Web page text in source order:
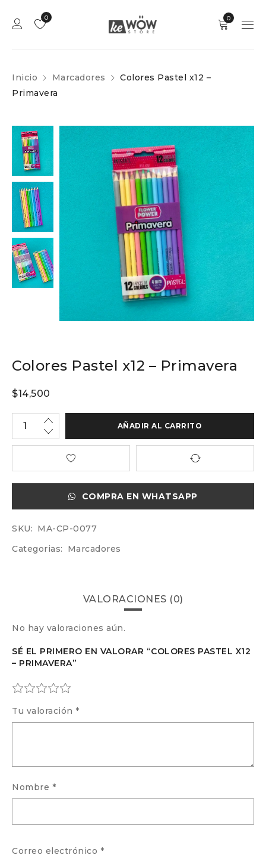
0 0
Inicio Marcadores
Colores Pastel x12 –
Primavera
Colores Pastel x12 – Primavera
$14,500
AÑADIR AL CARRITO
COMPRA EN WHATSAPP
SKU: MA-CP-0077
Categorias:
Marcadores
VALORACIONES (0)
No hay valoraciones aún.
SÉ EL PRIMERO EN VALORAR “COLORES PASTEL X12
– PRIMAVERA”
Tu valoración *
Nombre *
Correo electrónico *